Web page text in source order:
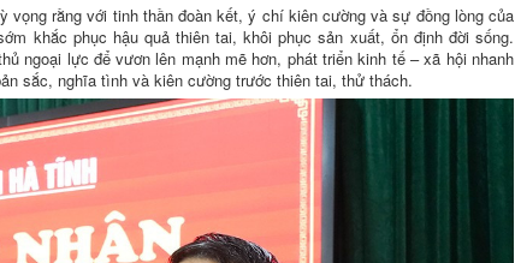
rằng với tinh thần đoàn kết, ý chí kiên cường và sự đồng lòng của
khắc phục hậu quả thiên tai, khôi phục sản xuất, ổn định đời sống.
ngoại lực để vươn lên mạnh mẽ hơn, phát triển kinh tế – xã hội nhanh
sắc, nghĩa tình và kiên cường trước thiên tai, thử thách.